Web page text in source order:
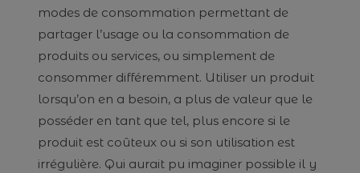
modes de consommation permettant de
partager l’usage ou la consommation de
produits ou services, ou simplement de
consommer différemment. Utiliser un produit
lorsqu’on en a besoin, a plus de valeur que le
posséder en tant que tel, plus encore si le
produit est coûteux ou si son utilisation est
irrégulière. Qui aurait pu imaginer possible il y